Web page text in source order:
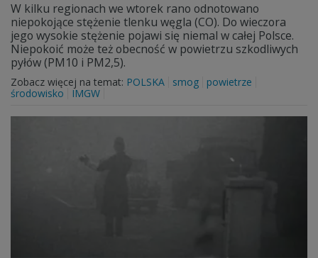
W kilku regionach we wtorek rano odnotowano
niepokojące stężenie tlenku węgla (CO). Do wieczora
jego wysokie stężenie pojawi się niemal w całej Polsce.
Niepokoić może też obecność w powietrzu szkodliwych
pyłów (PM10 i PM2,5).
Zobacz więcej na temat: POLSKA smog
powietrze
środowisko
IMGW